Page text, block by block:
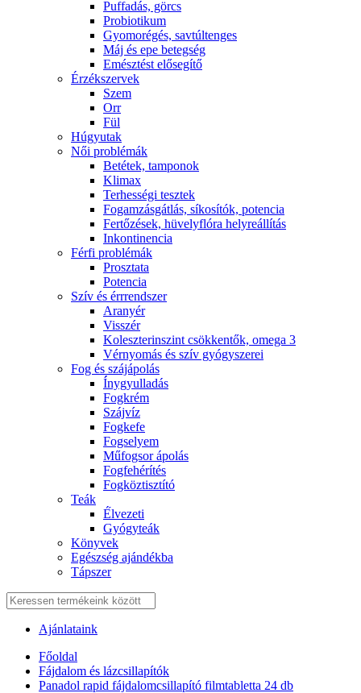
Puffadás, görcs
Probiotikum
Gyomorégés, savtúltenges
Máj és epe betegség
Emésztést elősegítő
Érzékszervek
Szem
Orr
Fül
Húgyutak
Női problémák
Betétek, tamponok
Klimax
Terhességi tesztek
Fogamzásgátlás, síkosítók, potencia
Fertőzések, hüvelyflóra helyreállítás
Inkontinencia
Férfi problémák
Prosztata
Potencia
Szív és érrrendszer
Aranyér
Visszér
Koleszterinszint csökkentők, omega 3
Vérnyomás és szív gyógyszerei
Fog és szájápolás
Í́nygyulladás
Fogkrém
Szájvíz
Fogkefe
Fogselyem
Műfogsor ápolás
Fogfehérítés
Fogköztisztító
Teák
É́lvezeti
Gyógyteák
Könyvek
Egészség ajándékba
Tápszer
Ajánlataink
Főoldal
Fájdalom és lázcsillapítók
Panadol rapid fájdalomcsillapító filmtabletta 24 db